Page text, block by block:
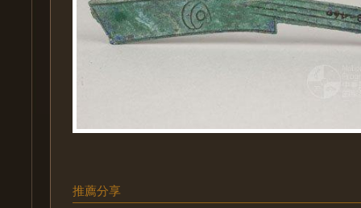
推薦分享